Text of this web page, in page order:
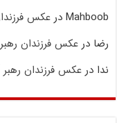
Mahboob درعکس
رضا درعکس فرزندان
ندا درعکس فرزندان رهبر